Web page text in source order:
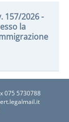
157/2026 -
la
075 5730788